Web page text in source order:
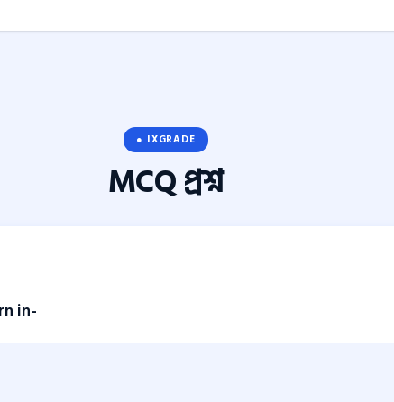
● IXGRADE
MCQপ্রশ্ন
in-